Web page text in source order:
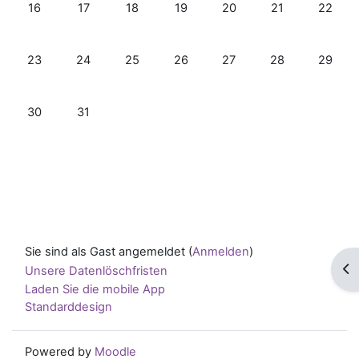
Keine Termine, Sonntag, 16. August
16 Keine Termine, Montag, 17. August
17 Keine Termine, Dienstag, 18. August
18 Keine Termine, Mittwoch, 19.
19 Keine Termine,
20 Keine Termine,
21 Keine
22
Keine Termine, Sonntag, 23. August
23 Keine Termine, Montag, 24. August
24 Keine Termine, Dienstag, 25. August
25 Keine Termine, Mittwoch, 26.
26 Keine Termine,
27 Keine Termine,
28 Keine
29
Keine Termine, Sonntag, 30. August
30 Keine Termine, Montag, 31. August
31
Sie sind als Gast angemeldet (Anmelden)
Unsere Datenlöschfristen
Laden Sie die mobile App
Standarddesign
Powered by Moodle